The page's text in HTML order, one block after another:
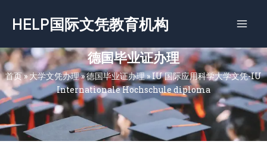
容
HELP国际文凭教育机构
德国毕业证办理
首页»大学文凭办理»德国毕业证办理»IU 国际应用科学大学文凭-IU
Internationale Hochschule diploma